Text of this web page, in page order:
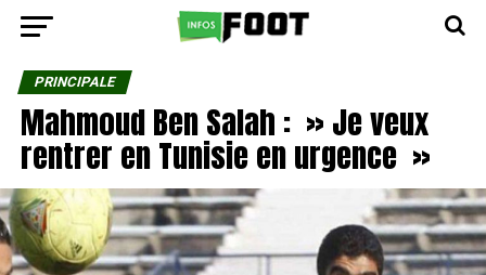
PRINCIPALE
Mahmoud Ben Salah : » Je veux
rentrer en Tunisie en urgence »